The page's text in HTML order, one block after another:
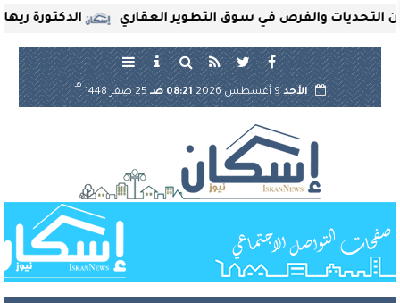
الدكتورة ريهام والفرص في سوق التطوير العقاري
الأحد9 أغسطس 2026 08:21 صـ 25 صفر 1448
هـ